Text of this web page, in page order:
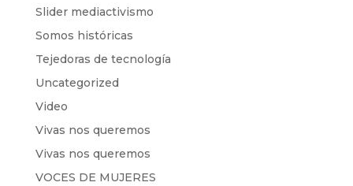
Slider mediactivismo
Somos históricas
Tejedoras de tecnología
Uncategorized
Video
Vivas nos queremos
Vivas nos queremos
VOCES DE MUJERES